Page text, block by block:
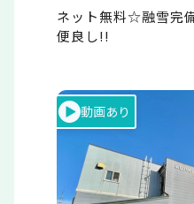
ネット無料☆融雪完
便良し!!
動画あり